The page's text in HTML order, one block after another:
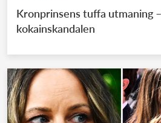
Kronprinsens tuffa utmaning
kokainskandalen